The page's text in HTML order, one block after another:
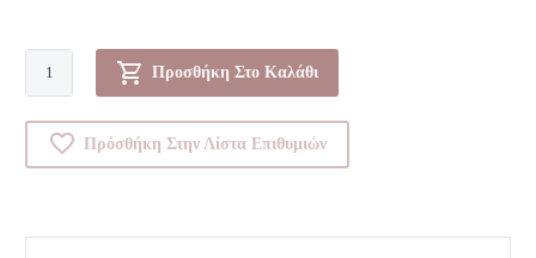
Κυλοτάκι-00Y19536
ποσότητα
Προσθήκη Στο Καλάθι
Πρόσθήκη Στην Λίστα Επιθυμιών